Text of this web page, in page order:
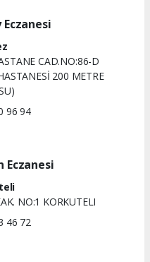
CAD.NO:86-D
200 METRE
96 94
Eczanesi
NO:1 KORKUTELI
46 72